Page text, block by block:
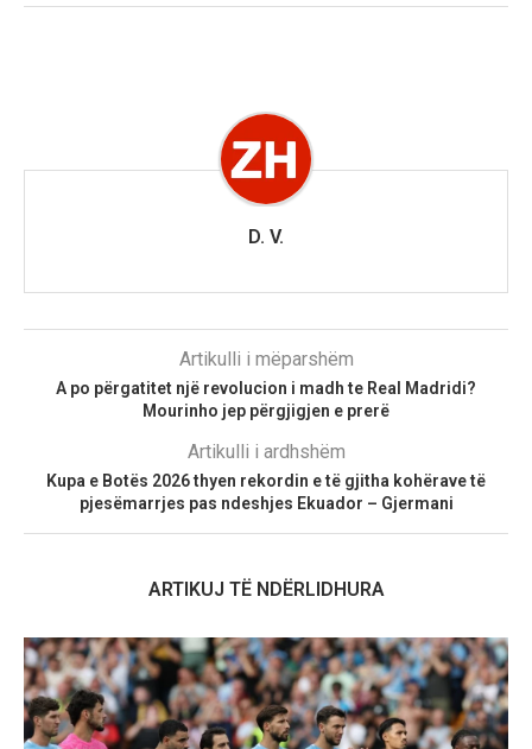
D. V.
Artikulli i mëparshëm
A po përgatitet një revolucion i madh te Real Madridi?
Mourinho jep përgjigjen e prerë
Artikulli i ardhshëm
Kupa e Botës 2026 thyen rekordin e të gjitha kohërave të
pjesëmarrjes pas ndeshjes Ekuador – Gjermani
ARTIKUJ TË NDËRLIDHURA